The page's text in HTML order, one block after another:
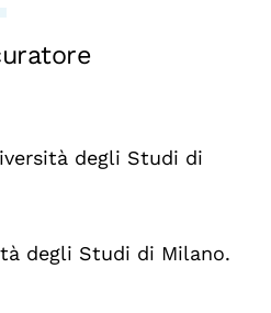
degli Studi di
degli Studi di Milano.